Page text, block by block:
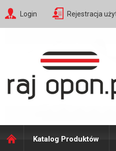
Login Rejestracja
Katalog Produktów